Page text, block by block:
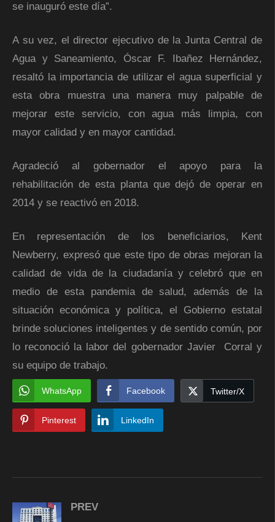
se inauguró este día”.
A su vez, el director ejecutivo de la Junta Central de
Agua y Saneamiento, Óscar F. Ibañez Hernández,
resaltó la importancia de utilizar el agua superficial y
esta obra muestra una manera muy palpable de
mejorar este servicio, con agua más limpia, con
mayor calidad y en mayor cantidad.
Agradeció al gobernador el apoyo para la
rehabilitación de esta planta que dejó de operar en
2014 y se reactivó en 2018.
En representación de los beneficiarios, Kent
Newberry, expresó que este tipo de obras mejoran la
calidad de vida de la ciudadanía y celebró que en
medio de esta pandemia de salud, además de la
situación económica y política, el Gobierno estatal
brinde soluciones inteligentes y de sentido común, por
lo reconoció la labor del gobernador Javier Corral y
su equipo de trabajo.
WhatsApp Facebook Twitter/X
Pinterest LinkedIn
PREV